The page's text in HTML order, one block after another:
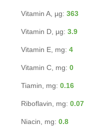
Vitamin A, µg: 363
Vitamin D, µg: 3.9
Vitamin E, mg: 4
Vitamin C, mg: 0
Tiamin, mg: 0.16
Riboflavin, mg: 0.07
Niacin, mg: 0.8